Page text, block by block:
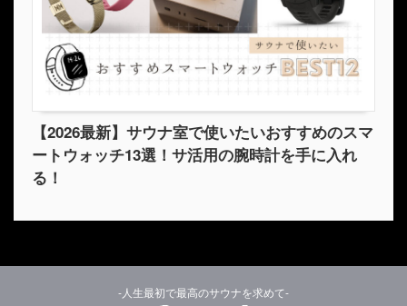
【2026最新】サウナ室で使いたいおすすめのスマ
ートウォッチ13選！サ活用の腕時計を手に入れ
る！
-人生最初で最高のサウナを求めて-